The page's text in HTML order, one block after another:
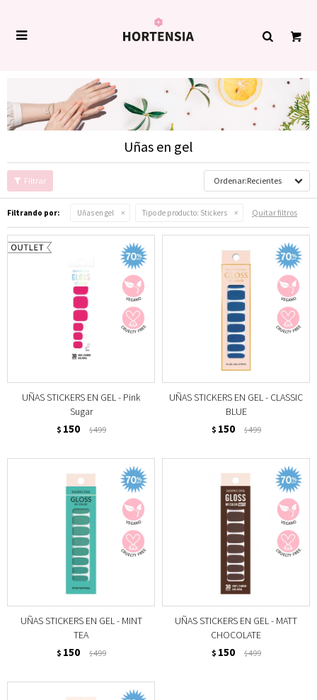

Uñas en gel
Recientes
Filtrando por: Uñas en gel Tipo de producto: Stickers Quitar filtros
UÑAS STICKERS EN GEL - Pink
Sugar
$ 150 $499
UÑAS STICKERS EN GEL - CLASSIC
BLUE
$ 150 $499
UÑAS STICKERS EN GEL - MINT
TEA
$ 150 $499
UÑAS STICKERS EN GEL - MATT
CHOCOLATE
$ 150 $499